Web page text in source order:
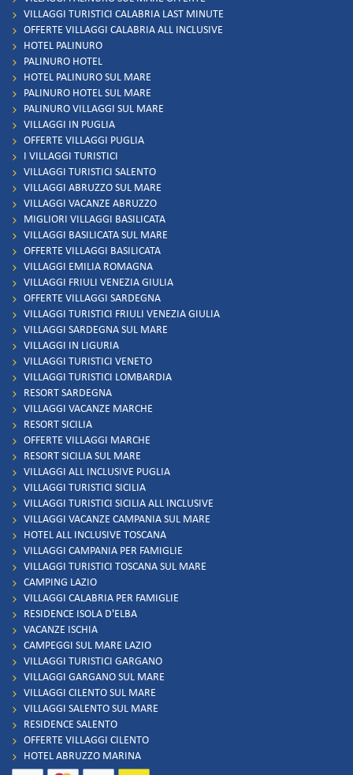
VILLAGGI TURISTICI CALABRIA LAST MINUTE
OFFERTE VILLAGGI CALABRIA ALL INCLUSIVE
HOTEL PALINURO
PALINURO HOTEL
HOTEL PALINURO SUL MARE
PALINURO HOTEL SUL MARE
PALINURO VILLAGGI SUL MARE
VILLAGGI IN PUGLIA
OFFERTE VILLAGGI PUGLIA
I VILLAGGI TURISTICI
VILLAGGI TURISTICI SALENTO
VILLAGGI ABRUZZO SUL MARE
VILLAGGI VACANZE ABRUZZO
MIGLIORI VILLAGGI BASILICATA
VILLAGGI BASILICATA SUL MARE
OFFERTE VILLAGGI BASILICATA
VILLAGGI EMILIA ROMAGNA
VILLAGGI FRIULI VENEZIA GIULIA
OFFERTE VILLAGGI SARDEGNA
VILLAGGI TURISTICI FRIULI VENEZIA GIULIA
VILLAGGI SARDEGNA SUL MARE
VILLAGGI IN LIGURIA
VILLAGGI TURISTICI VENETO
VILLAGGI TURISTICI LOMBARDIA
RESORT SARDEGNA
VILLAGGI VACANZE MARCHE
RESORT SICILIA
OFFERTE VILLAGGI MARCHE
RESORT SICILIA SUL MARE
VILLAGGI ALL INCLUSIVE PUGLIA
VILLAGGI TURISTICI SICILIA
VILLAGGI TURISTICI SICILIA ALL INCLUSIVE
VILLAGGI VACANZE CAMPANIA SUL MARE
HOTEL ALL INCLUSIVE TOSCANA
VILLAGGI CAMPANIA PER FAMIGLIE
VILLAGGI TURISTICI TOSCANA SUL MARE
CAMPING LAZIO
VILLAGGI CALABRIA PER FAMIGLIE
RESIDENCE ISOLA D'ELBA
VACANZE ISCHIA
CAMPEGGI SUL MARE LAZIO
VILLAGGI TURISTICI GARGANO
VILLAGGI GARGANO SUL MARE
VILLAGGI CILENTO SUL MARE
VILLAGGI SALENTO SUL MARE
RESIDENCE SALENTO
OFFERTE VILLAGGI CILENTO
HOTEL ABRUZZO MARINA